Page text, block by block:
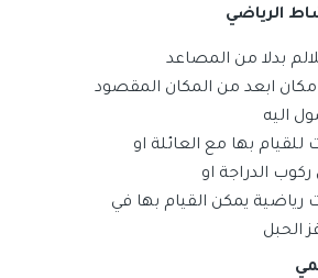
الرياضي
بدلا من المصاعد
ابعد من المكان المقصود
اليه
للقيام بها مع العائلة او
الدراجة او
رياضية يمكن القيام بها في
الحبل